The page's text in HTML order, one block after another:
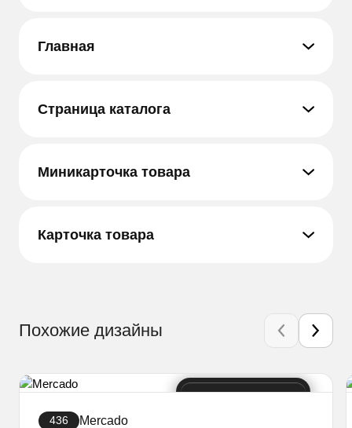
Главная
Страница каталога
Миникарточка товара
Карточка товара
Похожие дизайны
436 Mercado